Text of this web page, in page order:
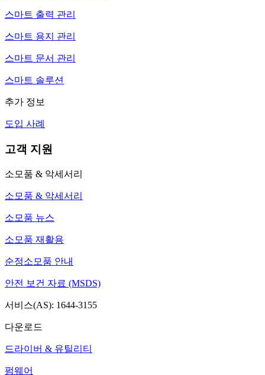
스마트 출력 관리
스마트 용지 관리
스마트 문서 관리
스마트 솔루션
추가 정보
도입 사례
고객 지원
소모품 & 악세서리
소모품 & 악세서리
소모품 뉴스
소모품 재활용
순정소모품 안내
안전 보건 자료 (MSDS)
서비스(AS): 1644-3155
다운로드
드라이버 & 유틸리티
펌웨어